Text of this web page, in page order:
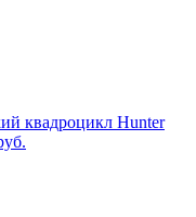
квадроцикл Hunter